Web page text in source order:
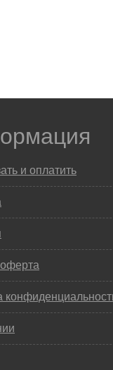
и оплатить